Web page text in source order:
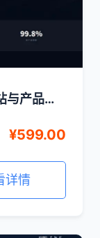
与产品展
¥599.00
详情